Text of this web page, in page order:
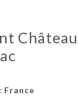
Château
France